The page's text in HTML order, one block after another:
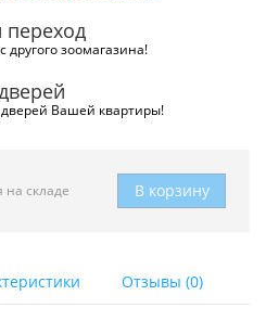
другого зоомагазина!
дверей Вашей квартиры!
на складе В корзину
Отзывы (0)